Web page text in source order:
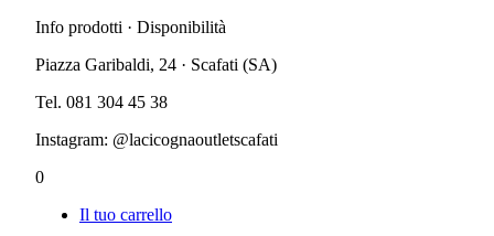
Info prodotti · Disponibilità
Piazza Garibaldi, 24 · Scafati (SA)
Tel. 081 304 45 38
Instagram: @lacicognaoutletscafati
0
Il tuo carrello